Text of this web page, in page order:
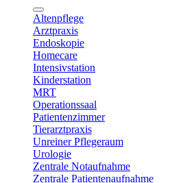
Altenpflege
Arztpraxis
Endoskopie
Homecare
Intensivstation
Kinderstation
MRT
Operationssaal
Patientenzimmer
Tierarztpraxis
Unreiner Pflegeraum
Urologie
Zentrale Notaufnahme
Zentrale Patientenaufnahme